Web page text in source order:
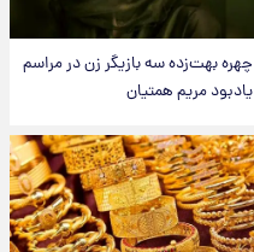
چهره بهت‌زده سه بازیگر زن در مراسم
یادبود مریم همتیان